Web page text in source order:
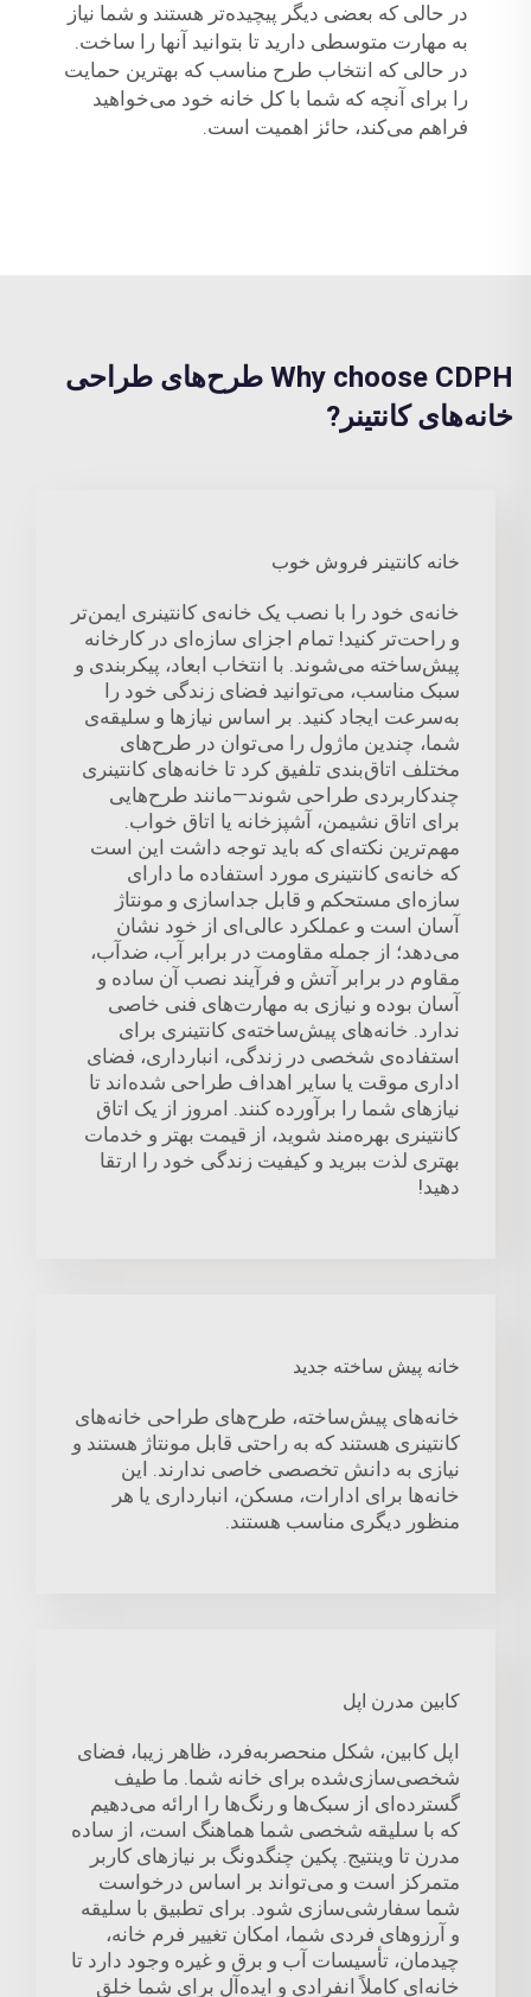
در حالی که بعضی دیگر پیچیده‌تر هستند و شما نیاز
به مهارت متوسطی دارید تا بتوانید آنها را ساخت.
در حالی که انتخاب طرح مناسب که بهترین حمایت
را برای آنچه که شما با کل خانه خود می‌خواهید
فراهم می‌کند، حائز اهمیت است.
Why choose CDPH طرح‌های طراحی
خانه‌های کانتینر?
خانه کانتینر فروش خوب
خانه‌ی خود را با نصب یک خانه‌ی کانتینری ایمن‌تر
و راحت‌تر کنید! تمام اجزای سازه‌ای در کارخانه
پیش‌ساخته می‌شوند. با انتخاب ابعاد، پیکربندی و
سبک مناسب، می‌توانید فضای زندگی خود را
به‌سرعت ایجاد کنید. بر اساس نیازها و سلیقه‌ی
شما، چندین ماژول را می‌توان در طرح‌های
مختلف اتاق‌بندی تلفیق کرد تا خانه‌های کانتینری
چندکاربردی طراحی شوند—مانند طرح‌هایی
برای اتاق نشیمن، آشپزخانه یا اتاق خواب.
مهم‌ترین نکته‌ای که باید توجه داشت این است
که خانه‌ی کانتینری مورد استفاده ما دارای
سازه‌ای مستحکم و قابل جداسازی و مونتاژ
آسان است و عملکرد عالی‌ای از خود نشان
می‌دهد؛ از جمله مقاومت در برابر آب، ضدآب،
مقاوم در برابر آتش و فرآیند نصب آن ساده و
آسان بوده و نیازی به مهارت‌های فنی خاصی
ندارد. خانه‌های پیش‌ساخته‌ی کانتینری برای
استفاده‌ی شخصی در زندگی، انبارداری، فضای
اداری موقت یا سایر اهداف طراحی شده‌اند تا
نیازهای شما را برآورده کنند. امروز از یک اتاق
کانتینری بهره‌مند شوید، از قیمت بهتر و خدمات
بهتری لذت ببرید و کیفیت زندگی خود را ارتقا
دهید!
خانه پیش ساخته جدید
خانه‌های پیش‌ساخته، طرح‌های طراحی خانه‌های
کانتینری هستند که به راحتی قابل مونتاژ هستند و
نیازی به دانش تخصصی خاصی ندارند. این
خانه‌ها برای ادارات، مسکن، انبارداری یا هر
منظور دیگری مناسب هستند.
کابین مدرن اپل
اپل کابین، شکل منحصربه‌فرد، ظاهر زیبا، فضای
شخصی‌سازی‌شده برای خانه شما. ما طیف
گسترده‌ای از سبک‌ها و رنگ‌ها را ارائه می‌دهیم
که با سلیقه شخصی شما هماهنگ است، از ساده
مدرن تا وینتیج. پکین چنگدونگ بر نیازهای کاربر
متمرکز است و می‌تواند بر اساس درخواست
شما سفارشی‌سازی شود. برای تطبیق با سلیقه
و آرزوهای فردی شما، امکان تغییر فرم خانه،
چیدمان، تأسیسات آب و برق و غیره وجود دارد تا
خانه‌ای کاملاً انفرادی و ایده‌آل برای شما خلق